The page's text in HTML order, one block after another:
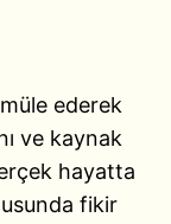
ederek
ve kaynak
hayatta
fikir